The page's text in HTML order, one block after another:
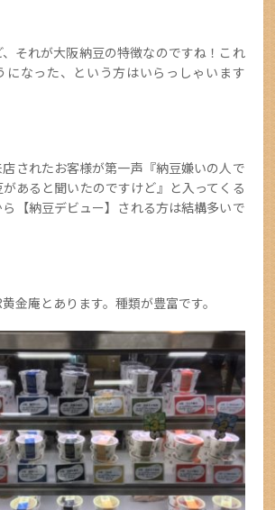
それが大阪納豆の特徴なのですね！これ
になった、という方はいらっしゃいます
されたお客様が第一声『納豆嫌いの人で
あると聞いたのですけど』と入ってくる
【納豆デビュー】される方は結構多いで
金庵とあります。種類が豊富です。